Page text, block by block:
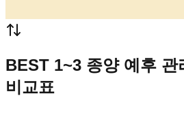
BEST 1~3 종양 예후 관
비교표